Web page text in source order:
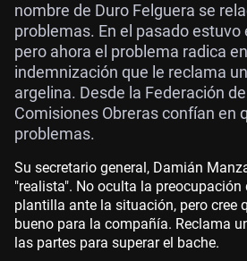
nombre de Duro Felguera se
problemas. En el pasado estuvo
pero ahora el problema radica
indemnización que le reclama
argelina. Desde la Federación
Comisiones Obreras confían en
problemas.
Su secretario general, Damián
"realista". No oculta la
plantilla ante la situación, pero cree
bueno para la compañía. Reclama
las partes para superar el bache.